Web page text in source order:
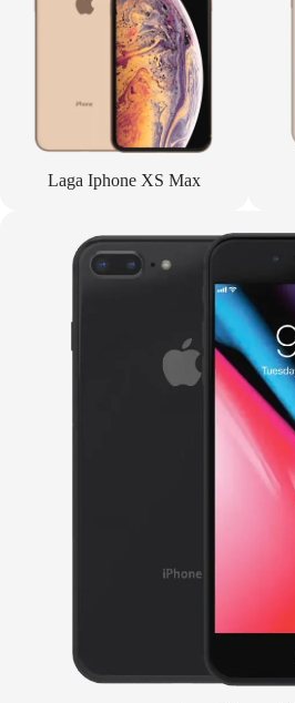
Laga Iphone XS Max